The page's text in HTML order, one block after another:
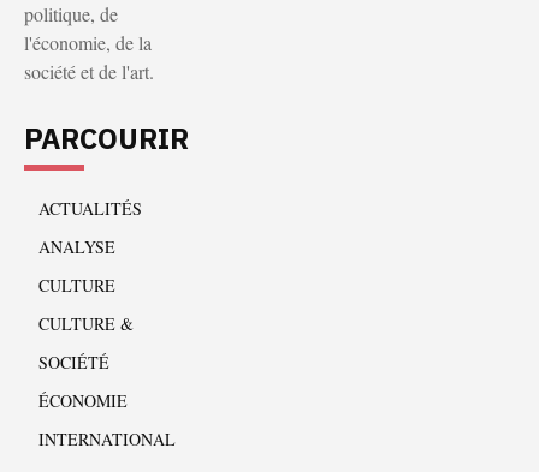
politique, de
l'économie, de la
société et de l'art.
PARCOURIR
ACTUALITÉS
ANALYSE
CULTURE
CULTURE &
SOCIÉTÉ
ÉCONOMIE
INTERNATIONAL